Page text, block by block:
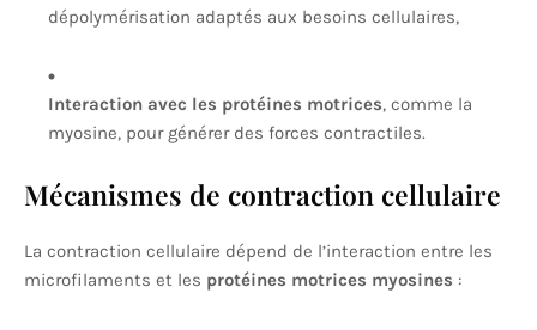
dépolymérisation adaptés aux besoins cellulaires,
Interaction avec les protéines motrices, comme la
myosine, pour générer des forces contractiles.
Mécanismes de contraction cellulaire
La contraction cellulaire dépend de l’interaction entre les
microfilaments et les protéines motrices myosines :